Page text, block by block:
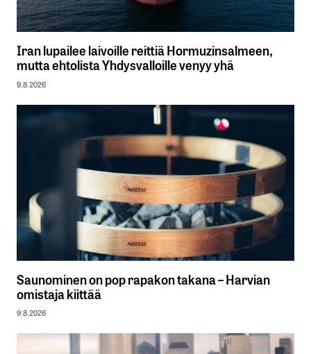
Iran lupailee laivoille reittiä Hormuzinsalmeen,
mutta ehtolista Yhdysvalloille venyy yhä
9.8.2026
Saunominen on pop rapakon takana – Harvian
omistaja kiittää
9.8.2026